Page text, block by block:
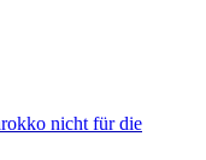
nicht für die